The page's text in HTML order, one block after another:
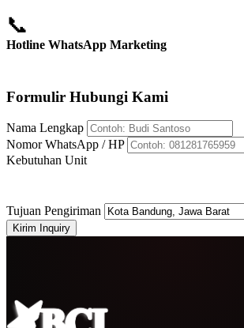
📞
Hotline WhatsApp Marketing
Formulir Hubungi Kami
Nama Lengkap
Nomor WhatsApp / HP
Kebutuhan Unit
Tujuan Pengiriman
Kirim Inquiry